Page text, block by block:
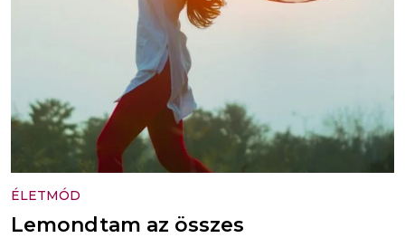
ÉLETMÓD
Lemondtam az összes